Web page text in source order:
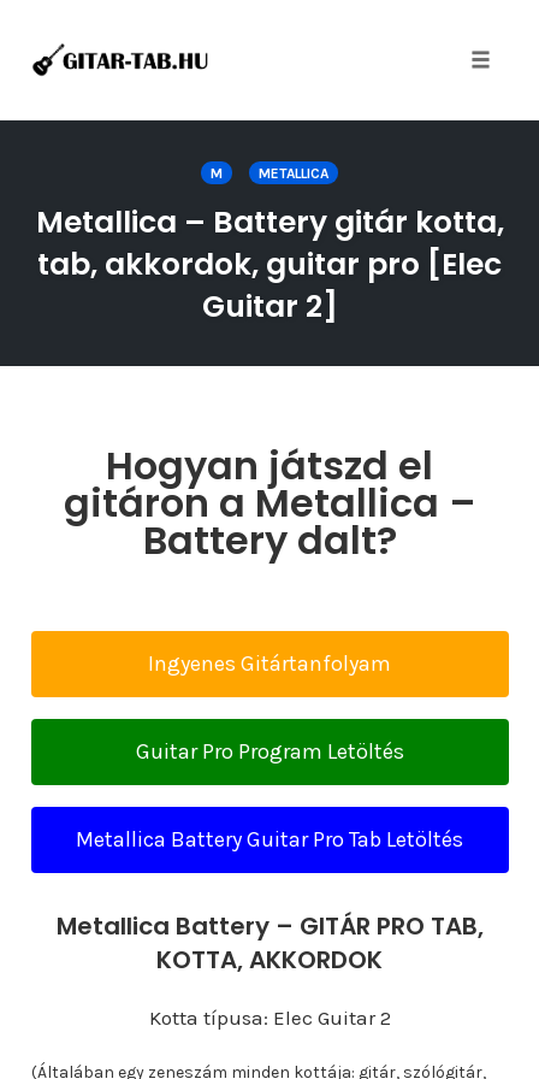
M METALLICA
Metallica – Battery gitár kotta,
tab, akkordok, guitar pro [Elec
Guitar 2]
Hogyan játszd el
gitáron a Metallica –
Battery dalt?
Ingyenes Gitártanfolyam
Guitar Pro Program Letöltés
Metallica Battery Guitar Pro Tab Letöltés
Metallica Battery – GITÁR PRO TAB,
KOTTA, AKKORDOK
Kotta típusa: Elec Guitar 2
(Általában egy zeneszám minden kottája: gitár, szólógitár,